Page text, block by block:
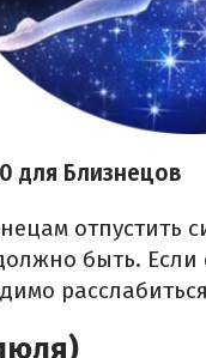
для Близнецов
отпустить
быть.